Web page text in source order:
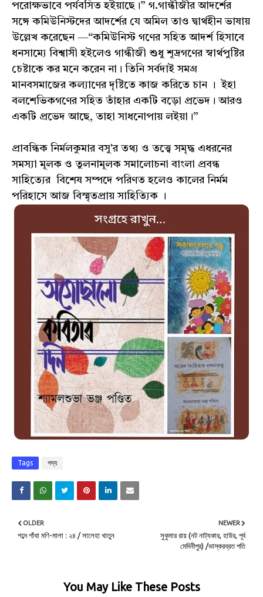
পরোক্ষভাবে পর্যবসিত হইয়াছে।” গ.গান্ধীজীর আদর্শের
সঙ্গে কমিউনিস্টদের আদর্শের যে অমিল তাও দ্বার্থহীন ভাষায়
উল্লেখ করেছেন —“কমিউনিস্ট গণের সহিত আদর্শ হিসাবে
ধনসাম্যে বিশ্বাসী হইলেও গান্ধীজী শুধু শূদ্রগণের স্বার্থপুষ্টির
চেষ্টাকে কর মনে করেন না। তিনি সর্বদাই সমগ্র
মানবসমাজের কল্যাণের দৃষ্টিতে কাজ করিতে চান । ইহা
বলশেভিকগণের সহিত তাঁহার একটি বড়ো প্রভেদ। আরও
একটি প্রভেদ আছে, তাহা সাধনোপায় লইয়া।”
প্রাবন্ধিক নির্মলকুমার বসু'র তথ্য ও তত্ত্বে সমৃদ্ধ এধরনের
সমস্যা মূলক ও তুলনামূলক সমালোচনা বাংলা প্রবন্ধ
সাহিত্যের বিশেষ সম্পদে পরিণত হলেও কালের নির্মম
পরিহাসে আজ বিস্মৃতপ্রায় সাহিত্যিক ।
Tags গদ্য
NEWER
সুকুমার রায় (নট নাট্যকার, হাউর, পূর্ব
মেদিনীপুর) /ভাস্করব্রত পতি
OLDER
শব্দে গাঁথা মণি-মালা : ২৪ / সালেহা খাতুন
You May Like These Posts